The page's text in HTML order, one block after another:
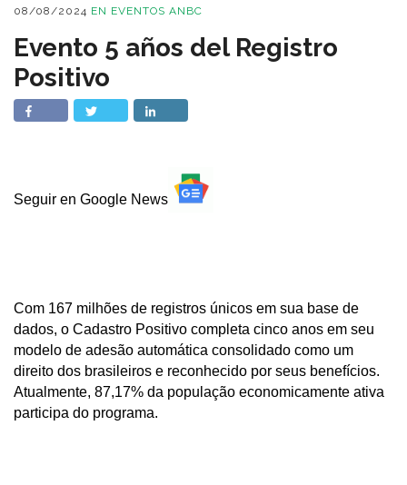
08/08/2024 EN EVENTOS ANBC
Evento 5 años del Registro
Positivo
Seguir en Google News
Com 167 milhões de registros únicos em sua base de
dados, o Cadastro Positivo completa cinco anos em seu
modelo de adesão automática consolidado como um
direito dos brasileiros e reconhecido por seus benefícios.
Atualmente, 87,17% da população economicamente ativa
participa do programa.